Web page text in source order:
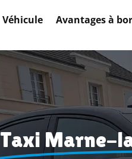
Véhicule Avantages à
Taxi Marne-